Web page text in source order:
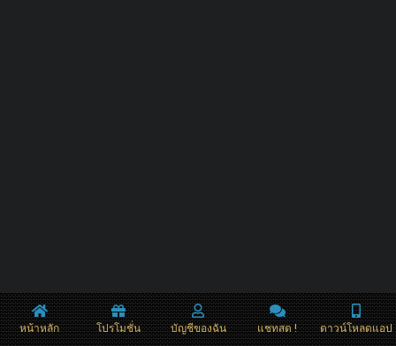
หน้าหลัก โปรโมชั่น บัญชีของฉัน แชทสด ! ดาวน์โหลดแอป